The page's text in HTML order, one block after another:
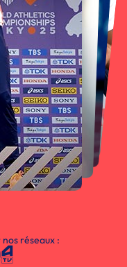
réseaux :